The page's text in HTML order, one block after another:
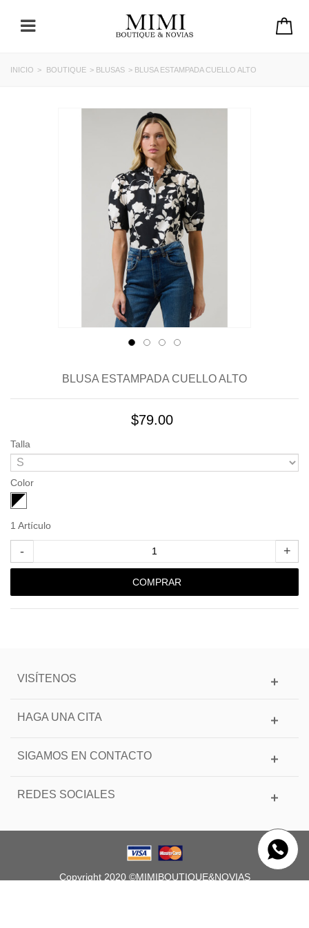
INICIO > BOUTIQUE > BLUSAS > BLUSA ESTAMPADA CUELLO ALTO
BLUSA ESTAMPADA CUELLO ALTO
$79.00
Talla
Color
1 Artículo
- +
COMPRAR
VISÍTENOS
HAGA UNA CITA
SIGAMOS EN CONTACTO
REDES SOCIALES
Copyright 2020 ©MIMIBOUTIQUE&NOVIAS